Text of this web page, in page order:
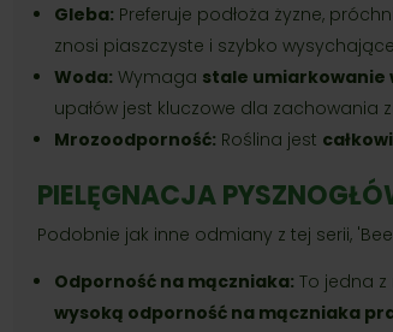
Gleba: Preferuje podłoża żyzne,
znosi piaszczyste i szybko
Woda: Wymaga stale umiarkowanie
upałów jest kluczowe dla zachowania
Mrozoodporność: Roślina jest
PIELĘGNACJA
Podobnie jak inne odmiany z tej serii,
Odporność na mączniaka: To jedna
wysoką odporność na mączniaka